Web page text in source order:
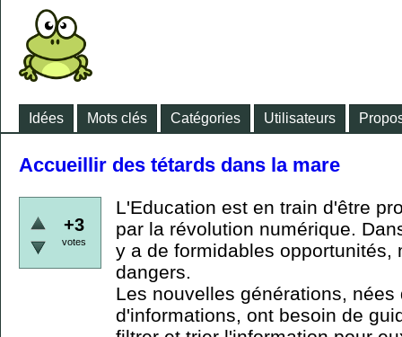
Idées Mots clés Catégories Utilisateurs
Accueillir des tétards dans la mare
+3
votes
L'Education est en train d'être
par la révolution numérique.
y a de formidables opportunités,
dangers.
Les nouvelles générations, nées
d'informations, ont besoin de